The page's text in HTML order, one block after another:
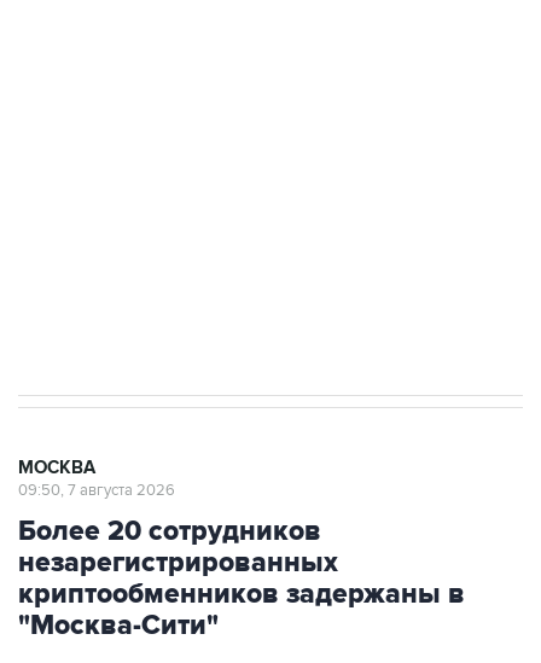
МОСКВА
09:50, 7 августа 2026
Более 20 сотрудников
незарегистрированных
криптообменников задержаны в
"Москва-Сити"